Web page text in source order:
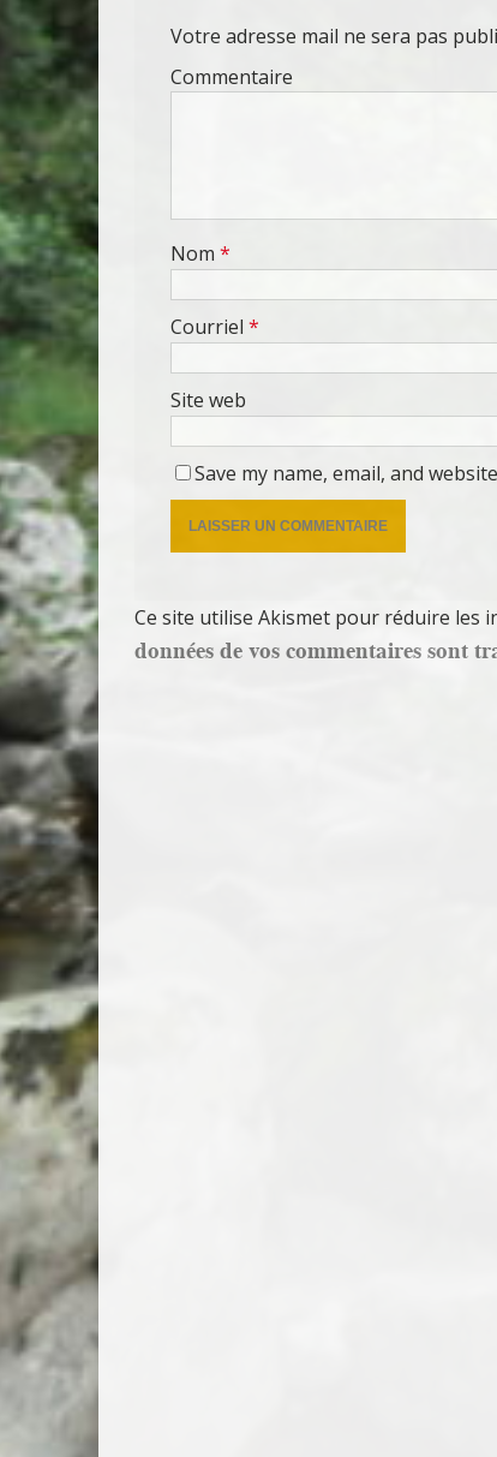
Votre adresse mail ne sera pas
Commentaire
Nom *
Courriel *
Site web
Save my name, email, and
Ce site utilise Akismet pour réduire les
données de vos commentaires sont